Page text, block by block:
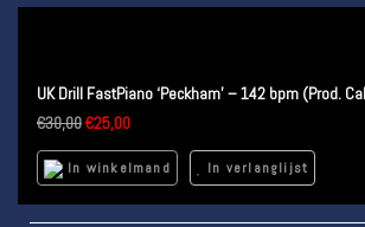
UK Drill FastPiano ‘Peckham’ – 142 bpm (Prod.
€30,00€25,00
In winkelmand In verlanglijst